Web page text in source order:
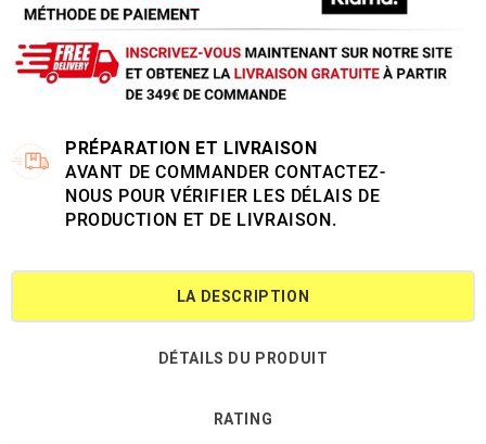
PRÉPARATION ET LIVRAISON
AVANT DE COMMANDER CONTACTEZ-
NOUS POUR VÉRIFIER LES DÉLAIS DE
PRODUCTION ET DE LIVRAISON.
LA DESCRIPTION
DÉTAILS DU PRODUIT
RATING